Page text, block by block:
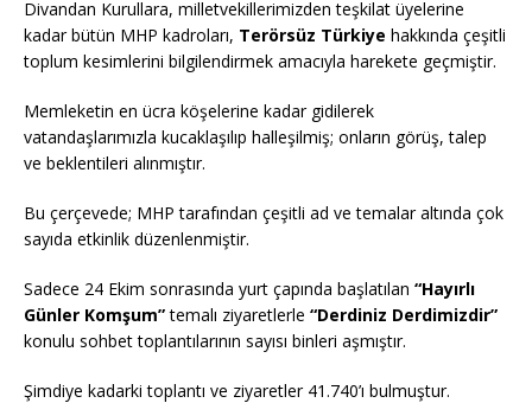
Divandan Kurullara, milletvekillerimizden teşkilat üyelerine
kadar bütün MHP kadroları, Terörsüz Türkiye hakkında çeşitli
toplum kesimlerini bilgilendirmek amacıyla harekete geçmiştir.
Memleketin en ücra köşelerine kadar gidilerek
vatandaşlarımızla kucaklaşılıp halleşilmiş; onların görüş, talep
ve beklentileri alınmıştır.
Bu çerçevede; MHP tarafından çeşitli ad ve temalar altında çok
sayıda etkinlik düzenlenmiştir.
Sadece 24 Ekim sonrasında yurt çapında başlatılan “Hayırlı
Günler Komşum”temalı ziyaretlerle “Derdiniz Derdimizdir”
konulu sohbet toplantılarının sayısı binleri aşmıştır.
Şimdiye kadarki toplantı ve ziyaretler 41.740’ı bulmuştur.